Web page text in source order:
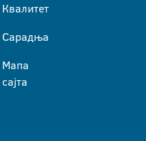
Квалитет
Сарадња
Мапа
сајта